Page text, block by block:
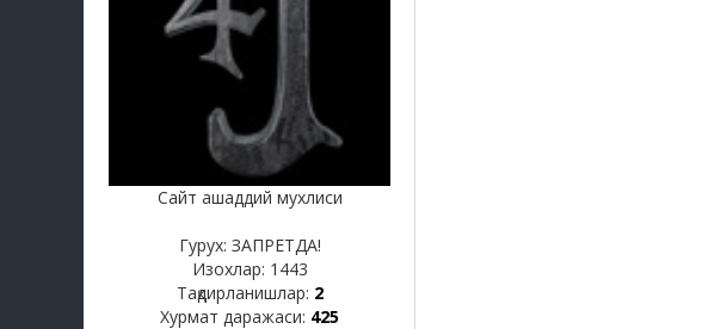
Сайт ашаддий мухлиси
Гурух: ЗАПРЕТДА!
Изохлар: 1443
Тақдирланишлар: 2
Хурмат даражаси: 425